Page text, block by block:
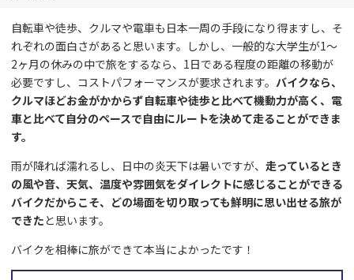
自転車や徒歩、クルマや電車も日本一周の手段になり得ますし、そ
れぞれの面白さがあると思います。しかし、一般的な大学生が1～
2ヶ月の休みの中で旅をするなら、1日である程度の距離の移動が
必要ですし、コストパフォーマンスが要求されます。 バイクなら、
クルマほどお金がかからず自転車や徒歩と比べて機動力が高く、電
車と比べて自分のペースで自由にルートを決めて走ることができま
す。
雨が降れば濡れるし、日中の炎天下は暑いですが、 走っているとき
の風や音、天気、温度や雰囲気をダイレクトに感じることができる
バイクだからこそ、どの場面を切り取っても鮮明に思い出せる旅が
できたと思います。
バイクを相棒に旅ができて本当によかったです！